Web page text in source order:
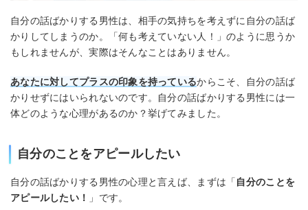
自分の話ばかりする男性は、相手の気持ちを考えずに自分の話ば
かりしてしまうのか。「何も考えていない人！」のように思うか
もしれませんが、実際はそんなことはありません。
あなたに対してプラスの印象を持っているからこそ、自分の話ば
かりせずにはいられないのです。自分の話ばかりする男性には一
体どのような心理があるのか？挙げてみました。
自分のことをアピールしたい
自分の話ばかりする男性の心理と言えば、まずは「 自分のことを
アピールしたい！
」です。